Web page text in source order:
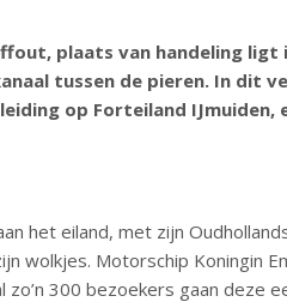
el
plaats van handeling
tussen de pieren. In dit
op Forteiland IJmuiden,
het eiland, met zijn
wolkjes. Motorschip Koningin
300 bezoekers gaan deze